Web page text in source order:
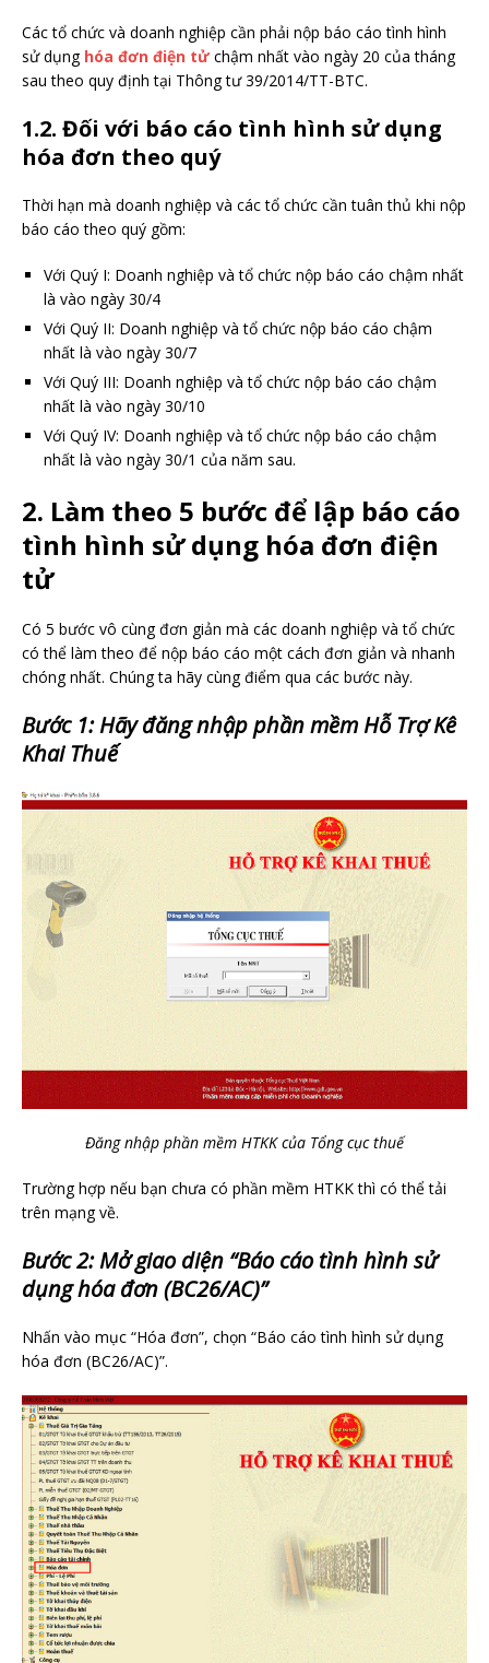
Các tổ chức và doanh nghiệp cần phải nộp báo cáo tình hình
sử dụng hóa đơn điện tửchậm nhất vào ngày 20 của tháng
sau theo quy định tại Thông tư 39/2014/TT-BTC.
1.2. Đối với báo cáo tình hình sử dụng
hóa đơn theo quý
Thời hạn mà doanh nghiệp và các tổ chức cần tuân thủ khi nộp
báo cáo theo quý gồm:
Với Quý I: Doanh nghiệp và tổ chức nộp báo cáo chậm nhất
là vào ngày 30/4
Với Quý II: Doanh nghiệp và tổ chức nộp báo cáo chậm
nhất là vào ngày 30/7
Với Quý III: Doanh nghiệp và tổ chức nộp báo cáo chậm
nhất là vào ngày 30/10
Với Quý IV: Doanh nghiệp và tổ chức nộp báo cáo chậm
nhất là vào ngày 30/1 của năm sau.
2. Làm theo 5 bước để lập báo cáo
tình hình sử dụng hóa đơn điện
tử
Có 5 bước vô cùng đơn giản mà các doanh nghiệp và tổ chức
có thể làm theo để nộp báo cáo một cách đơn giản và nhanh
chóng nhất. Chúng ta hãy cùng điểm qua các bước này.
Bước 1: Hãy đăng nhập phần mềm Hỗ Trợ Kê
Khai Thuế
Đăng nhập phần mềm HTKK của Tổng cục thuế
Trường hợp nếu bạn chưa có phần mềm HTKK thì có thể tải
trên mạng về.
Bước 2: Mở giao diện “Báo cáo tình hình sử
dụng hóa đơn (BC26/AC)”
Nhấn vào mục “Hóa đơn”, chọn “Báo cáo tình hình sử dụng
hóa đơn (BC26/AC)”.